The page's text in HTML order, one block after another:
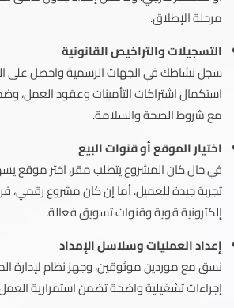
مرحلة الإطلاق.
التسجيلات والتراخيص القانونية
سجل نشاطك في الجهات الرسمية واحصل على
استكمال اشتراكات التأمينات وعقود العمل،
مع شروط الصحة والسلامة.
اختيار الموقع أو قنوات البيع
في حال كان المشروع يتطلب مقر، اختر موقع
تجربة جيدة للعميل. أما إن كان مشروع رقمي،
إلكترونية قوية وقنوات تسويق فعالة.
إعداد العمليات وسلاسل الإمداد
نسق مع موردين موثوقين، وجهز نظام لإدارة
إجراءات تشغيلية واضحة تضمن استمرارية